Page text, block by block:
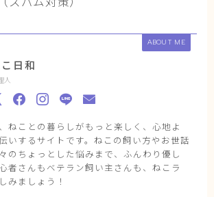
ABOUT ME
日和
人
ねことの暮らしがもっと楽しく、心地よ
いするサイトです。ねこの飼い方やお世話
のちょっとした悩みまで、ふんわり優し
者さんもベテラン飼い主さんも、ねこラ
みましょう！